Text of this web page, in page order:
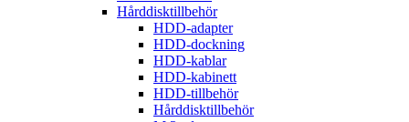
Hårddisktillbehör
HDD-adapter
HDD-dockning
HDD-kablar
HDD-kabinett
HDD-tillbehör
Hårddisktillbehör